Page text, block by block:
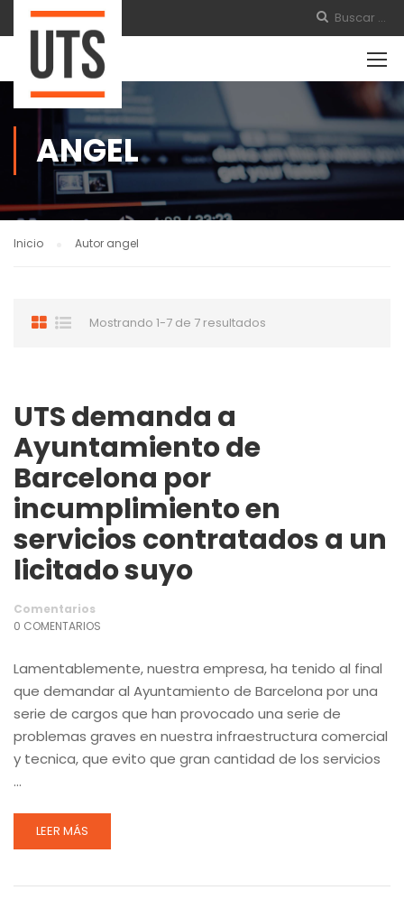
ANGEL
Inicio Autor angel
Mostrando 1-7 de 7 resultados
UTS demanda a
Ayuntamiento de
Barcelona por
incumplimiento en
servicios contratados a un
licitado suyo
Comentarios
0 COMENTARIOS
Lamentablemente, nuestra empresa, ha tenido al final
que demandar al Ayuntamiento de Barcelona por una
serie de cargos que han provocado una serie de
problemas graves en nuestra infraestructura comercial
y tecnica, que evito que gran cantidad de los servicios
…
LEER MÁS